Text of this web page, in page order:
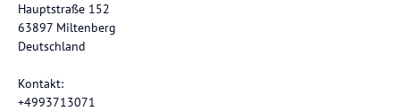
Hauptstraße 152
63897 Miltenberg
Deutschland
Kontakt:
+4993713071